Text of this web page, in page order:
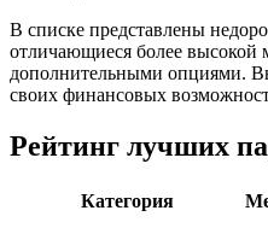
В списке представлены
отличающиеся более высокой
дополнительными опциями.
своих финансовых
Рейтинг лучших
Категория